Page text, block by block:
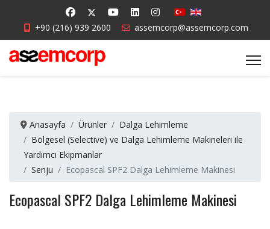
+90 (216) 939 2600 assemcorp@assemcorp.com
Anasayfa Ürünler
Dalga Lehimleme
Bölgesel (Selective) ve Dalga Lehimleme Makineleri ile
Yardımcı Ekipmanlar
Senju
Ecopascal SPF2 Dalga Lehimleme Makinesi
Ecopascal SPF2 Dalga Lehimleme Makinesi